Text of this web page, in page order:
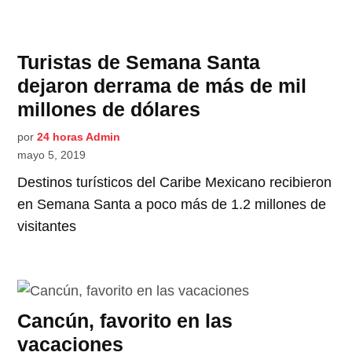
Turistas de Semana Santa
dejaron derrama de más de mil
millones de dólares
por 24 horas Admin
mayo 5, 2019
Destinos turísticos del Caribe Mexicano recibieron
en Semana Santa a poco más de 1.2 millones de
visitantes
Cancún, favorito en las
vacaciones